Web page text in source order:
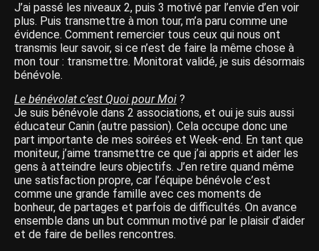
J’ai passé les niveaux 2, puis 3 motivé par l’envie d’en voir
plus. Puis transmettre à mon tour, m’a paru comme une
évidence. Comment remercier tous ceux qui nous ont
transmis leur savoir, si ce n’est de faire la même chose à
mon tour : transmettre. Monitorat validé, je suis désormais
bénévole.
Le bénévolat c’est Quoi pour Moi ?
Je suis bénévole dans 2 associations, et oui je suis aussi
éducateur Canin (autre passion). Cela occupe donc une
part importante de mes soirées et Week-end. En tant que
moniteur, j’aime transmettre ce que j’ai appris et aider les
gens à atteindre leurs objectifs. J’en retire quand même
une satisfaction propre, car l’équipe bénévole c’est
comme une grande famille avec ces moments de
bonheur, de partages et parfois de difficultés. On avance
ensemble dans un but commun motivé par le plaisir d’aider
et de faire de belles rencontres.